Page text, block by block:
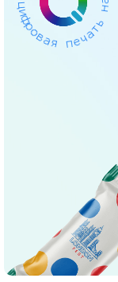
и
ф
р
о
вая печать
н
а